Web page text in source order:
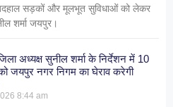
सड़कों और मूलभूत सुविधाओं को लेकर
शर्मा जयपुर।
अध्यक्ष सुनील शर्मा के निर्देशन में 10
जयपुर नगर निगम का घेराव करेगी
8:44 am